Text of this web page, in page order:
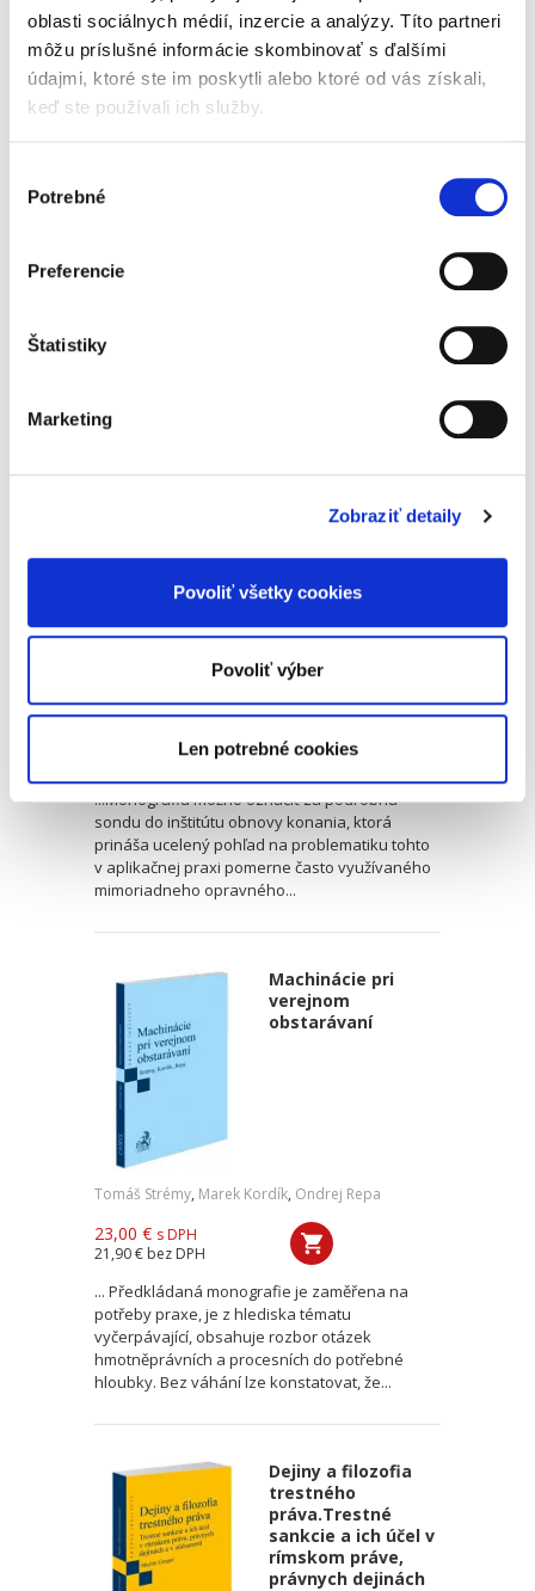
oblasti sociálnych médií, inzercie a analýzy. Títo partneri
môžu príslušné informácie skombinovať s ďalšími
údajmi, ktoré ste im poskytli alebo ktoré od vás získali,
keď ste používali ich služby.
súhlasu
Potrebné
Preferencie
Štatistiky
Marketing
Zobraziť detaily
Povoliť všetky cookies
Povoliť výber
Len potrebné cookies
trestnoprocesné
aspekty výkonu
domovej prehliadky
a prehliadky iných
Samuel Marr
20,95 €
prehliadky a prehliadky iných priestorov,
trestnom procese
Lukáš Michaľov,Lukáš Tomaš,Martin Baločko
s DPH
bez DPH
...Monografiu možno označiť za podrobnú
sondu do inštitútu obnovy konania, ktorá
prináša ucelený pohľad na problematiku tohto
v aplikačnej praxi pomerne často využívaného
mimoriadneho opravného...
Machinácie pri
verejnom
obstarávaní
Tomáš Strémy, Marek Kordík, Ondrej Repa
23,00 € s DPH
21,90 € bez DPH
... Předkládaná monografie je zaměřena na
potřeby praxe, je z hlediska tématu
vyčerpávající, obsahuje rozbor otázek
hmotněprávních a procesních do potřebné
hloubky. Bez váhání lze konstatovat, že...
Dejiny a filozofia
trestného
práva.Trestné
sankcie a ich účel v
rímskom práve,
právnych dejinách